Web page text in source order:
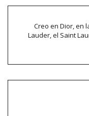
Creo en Dior, en
Lauder, el Saint